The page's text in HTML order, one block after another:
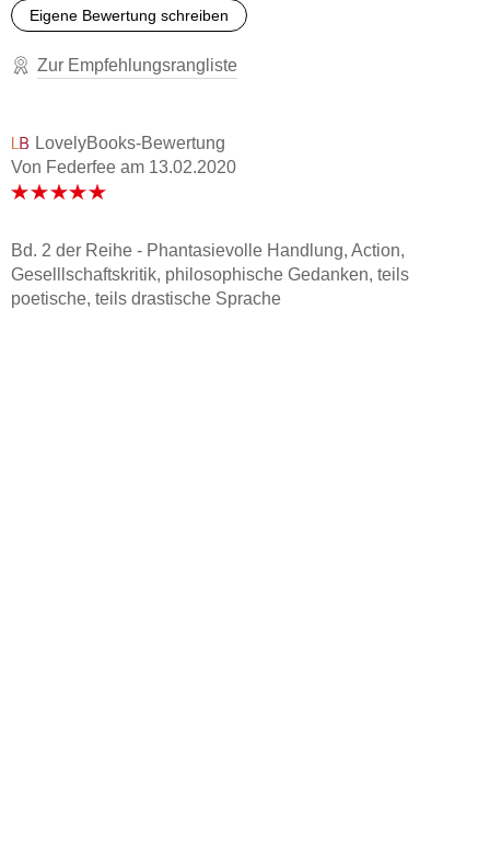
Eigene Bewertung schreiben
Zur Empfehlungsrangliste
LovelyBooks-Bewertung
Von Federfee am 13.02.2020
Bd. 2 der Reihe - Phantasievolle Handlung, Action,
Geselllschaftskritik, philosophische Gedanken, teils
poetische, teils drastische Sprache